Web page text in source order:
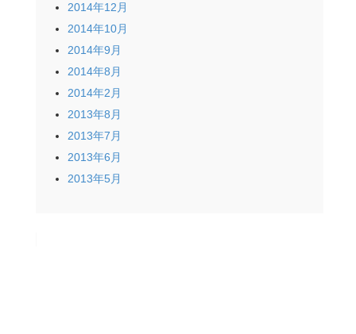
2014年12月
2014年10月
2014年9月
2014年8月
2014年2月
2013年8月
2013年7月
2013年6月
2013年5月